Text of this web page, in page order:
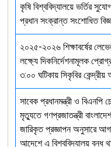
কৃষি বিশ্ববিদ্যালয়ে ভর্তির
প্রধান সংক্রান্ত সংশোধিত
২০২৫-২০২৬ শিক্ষাবর্ষের
লক্ষ্যে দিকনির্দেশনামূলক
৩:০০ ঘটিকায় সিকৃবির
সাবেক প্রধানমন্ত্রী ও বিএনপি
মৃত্যুতে গণপ্রজাতন্ত্রী
জারিকৃত প্রজ্ঞাপন অনুসারে
আদেশে এ বিশ্ববিদ্যালয় বন্ধ